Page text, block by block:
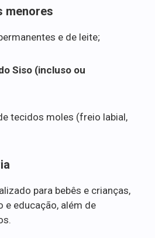
menores
e de leite;
Siso (incluso ou
tecidos moles (freio labial,
para bebês e crianças,
e educação, além de